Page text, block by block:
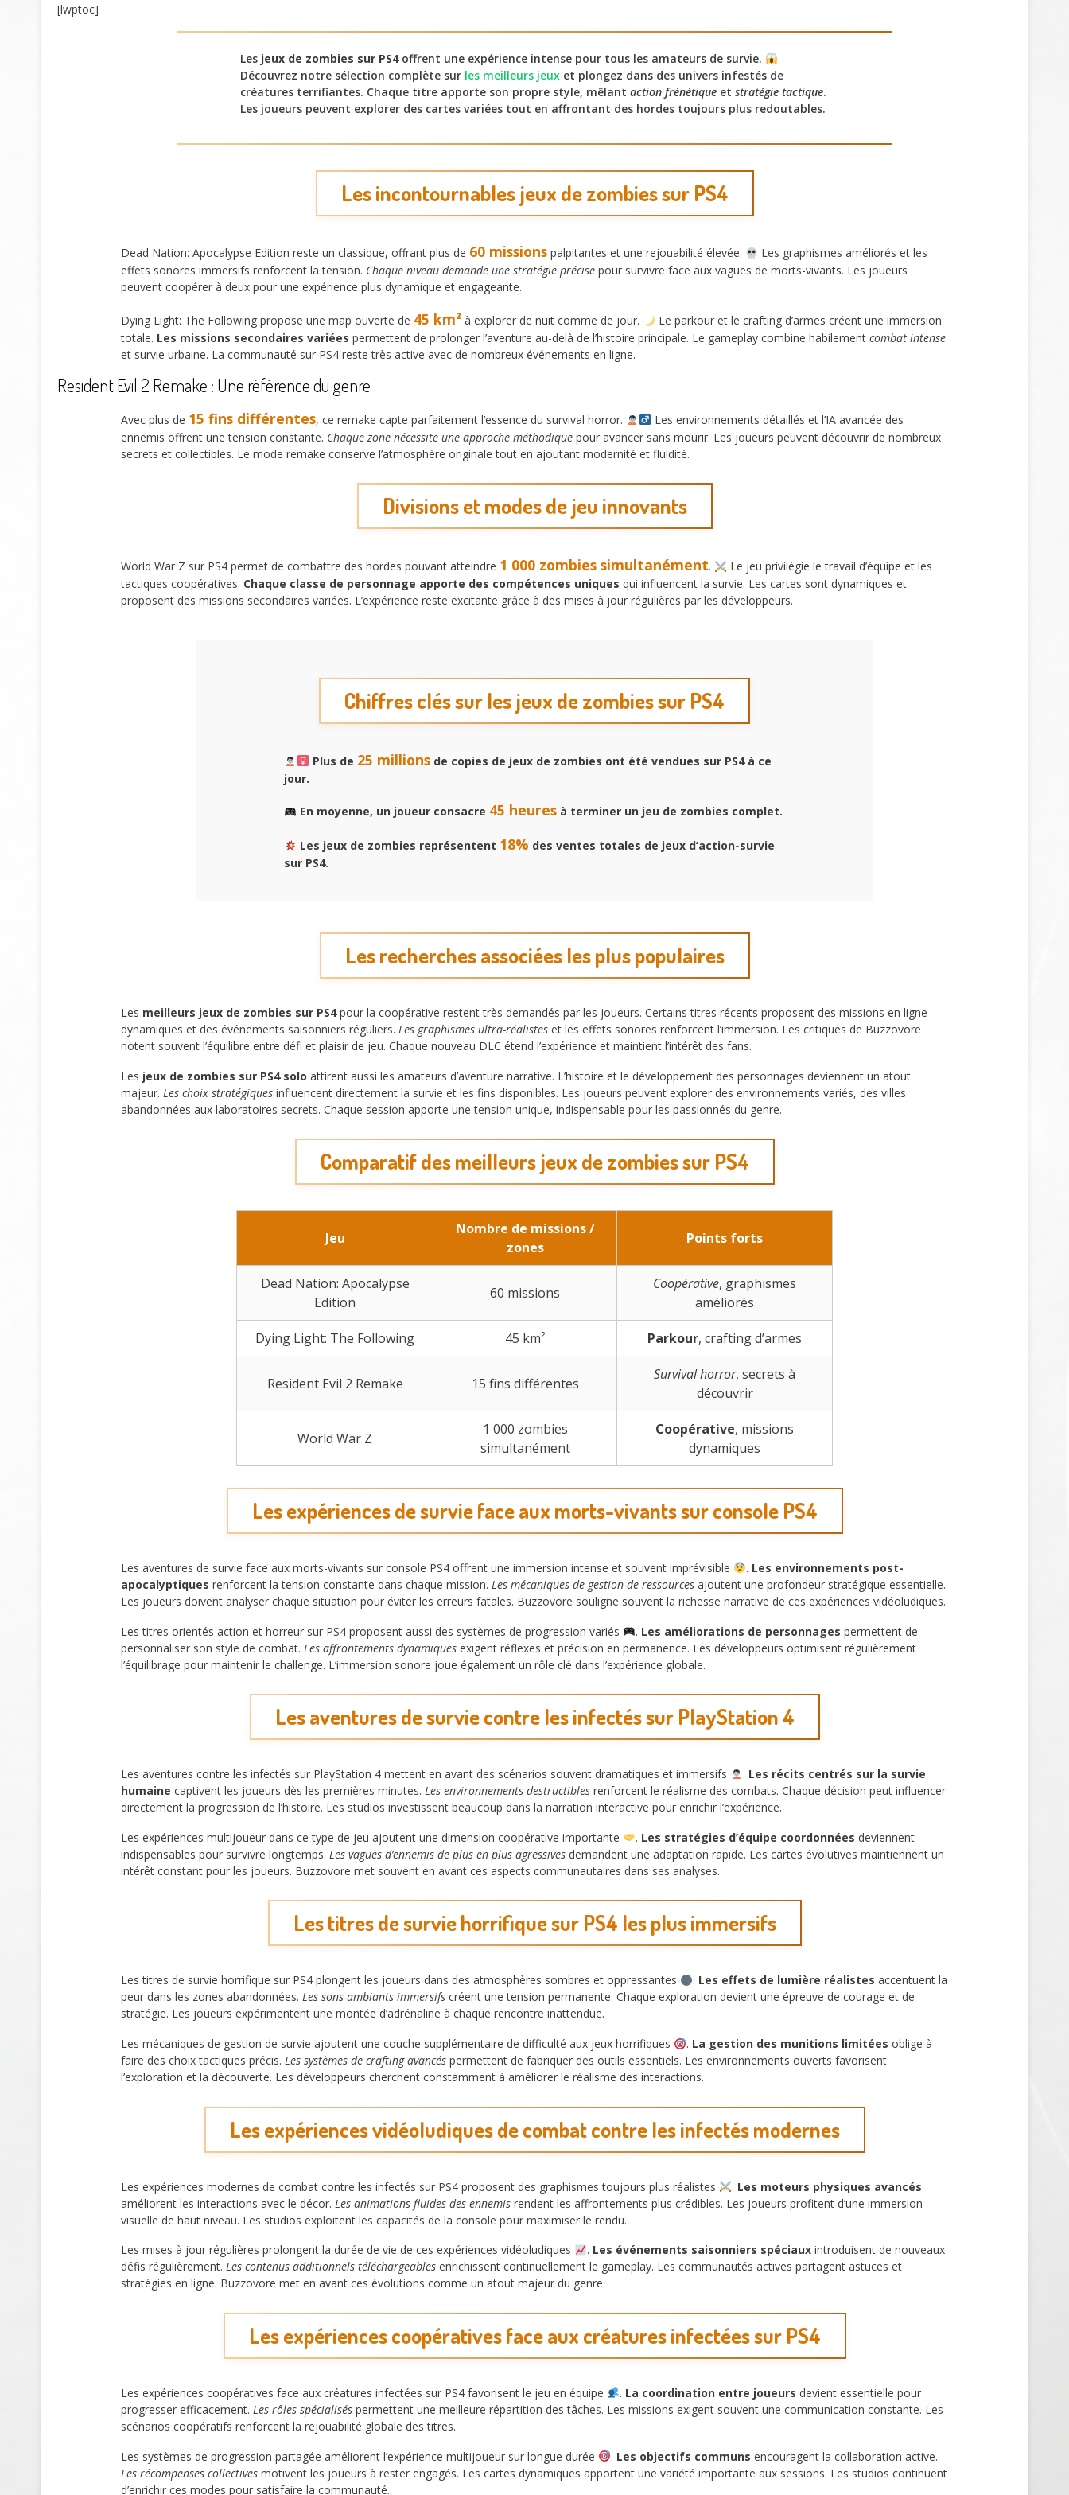
[lwptoc]
Les jeux de zombies sur PS4offrent une expérience intense pour tous les amateurs de survie.
Découvrez notre sélection complète sur les meilleurs jeux et plongez dans des univers infestés de
créatures terrifiantes. Chaque titre apporte son propre style, mêlant action frénétique et stratégie tactique.
Les joueurs peuvent explorer des cartes variées tout en affrontant des hordes toujours plus redoutables.
Les incontournables jeux de zombies sur PS4
Dead Nation: Apocalypse Edition reste un classique, offrant plus de 60 missions palpitantes et une rejouabilité élevée.
Les graphismes améliorés et les
effets sonores immersifs renforcent la tension. Chaque niveau demande une stratégie précise pour survivre face aux vagues de morts-vivants. Les joueurs
peuvent coopérer à deux pour une expérience plus dynamique et engageante.
Dying Light: The Following propose une map ouverte de 45 km² à explorer de nuit comme de jour.
Le parkour et le crafting d’armes créent une immersion
totale. Les missions secondaires variées permettent de prolonger l’aventure au-delà de l’histoire principale. Le gameplay combine habilement combat intense
et survie urbaine. La communauté sur PS4 reste très active avec de nombreux événements en ligne.
Resident Evil 2 Remake : Une référence du genre
Avec plus de 15 fins différentes, ce remake capte parfaitement l’essence du survival horror.
Les environnements détaillés et l’IA avancée des
ennemis offrent une tension constante. Chaque zone nécessite une approche méthodique pour avancer sans mourir. Les joueurs peuvent découvrir de nombreux
secrets et collectibles. Le mode remake conserve l’atmosphère originale tout en ajoutant modernité et fluidité.
Divisions et modes de jeu innovants
World War Z sur PS4 permet de combattre des hordes pouvant atteindre 1 000 zombies simultanément.
Le jeu privilégie le travail d’équipe et les
tactiques coopératives. Chaque classe de personnage apporte des compétences uniques qui influencent la survie. Les cartes sont dynamiques et
proposent des missions secondaires variées. L’expérience reste excitante grâce à des mises à jour régulières par les développeurs.
Chiffres clés sur les jeux de zombies sur PS4
Plus de 25 millionsde copies de jeux de zombies ont été vendues sur PS4 à ce
jour.
En moyenne, un joueur consacre 45 heuresà terminer un jeu de zombies complet.
Les jeux de zombies représentent 18% des ventes totales de jeux d’action-survie
sur PS4.
Les recherches associées les plus populaires
Les meilleurs jeux de zombies sur PS4pour la coopérative restent très demandés par les joueurs. Certains titres récents proposent des missions en ligne
dynamiques et des événements saisonniers réguliers. Les graphismes ultra-réalistes et les effets sonores renforcent l’immersion. Les critiques de Buzzovore
notent souvent l’équilibre entre défi et plaisir de jeu. Chaque nouveau DLC étend l’expérience et maintient l’intérêt des fans.
Les jeux de zombies sur PS4 solo attirent aussi les amateurs d’aventure narrative. L’histoire et le développement des personnages deviennent un atout
majeur. Les choix stratégiques influencent directement la survie et les fins disponibles. Les joueurs peuvent explorer des environnements variés, des villes
abandonnées aux laboratoires secrets. Chaque session apporte une tension unique, indispensable pour les passionnés du genre.
Comparatif des meilleurs jeux de zombies sur PS4
Jeu
Nombre de missions /
zones
Points forts
Dead Nation: Apocalypse
Edition
60 missions
Coopérative, graphismes
améliorés
Dying Light: The Following 45 km² Parkour, crafting d’armes
Resident Evil 2 Remake 15 fins différentes
Survival horror, secrets à
découvrir
World War Z
1 000 zombies
simultanément
Coopérative, missions
dynamiques
Les expériences de survie face aux morts-vivants sur console PS4
Les aventures de survie face aux morts-vivants sur console PS4 offrent une immersion intense et souvent imprévisible . Les environnements post-
apocalyptiques renforcent la tension constante dans chaque mission. Les mécaniques de gestion de ressources ajoutent une profondeur stratégique essentielle.
Les joueurs doivent analyser chaque situation pour éviter les erreurs fatales. Buzzovore souligne souvent la richesse narrative de ces expériences vidéoludiques.
Les titres orientés action et horreur sur PS4 proposent aussi des systèmes de progression variés
. Les améliorations de personnages permettent de
personnaliser son style de combat. Les affrontements dynamiques exigent réflexes et précision en permanence. Les développeurs optimisent régulièrement
l’équilibrage pour maintenir le challenge. L’immersion sonore joue également un rôle clé dans l’expérience globale.
Les aventures de survie contre les infectés sur PlayStation 4
Les aventures contre les infectés sur PlayStation 4 mettent en avant des scénarios souvent dramatiques et immersifs . Les récits centrés sur la survie
humaine captivent les joueurs dès les premières minutes. Les environnements destructibles renforcent le réalisme des combats. Chaque décision peut influencer
directement la progression de l’histoire. Les studios investissent beaucoup dans la narration interactive pour enrichir l’expérience.
Les expériences multijoueur dans ce type de jeu ajoutent une dimension coopérative importante
. Les stratégies d’équipe coordonnées deviennent
indispensables pour survivre longtemps. Les vagues d’ennemis de plus en plus agressives demandent une adaptation rapide. Les cartes évolutives maintiennent un
intérêt constant pour les joueurs. Buzzovore met souvent en avant ces aspects communautaires dans ses analyses.
Les titres de survie horrifique sur PS4 les plus immersifs
Les titres de survie horrifique sur PS4 plongent les joueurs dans des atmosphères sombres et oppressantes . Les effets de lumière réalistes accentuent la
peur dans les zones abandonnées. Les sons ambiants immersifs créent une tension permanente. Chaque exploration devient une épreuve de courage et de
stratégie. Les joueurs expérimentent une montée d’adrénaline à chaque rencontre inattendue.
Les mécaniques de gestion de survie ajoutent une couche supplémentaire de difficulté aux jeux horrifiques
. La gestion des munitions limitées oblige à
faire des choix tactiques précis. Les systèmes de crafting avancés permettent de fabriquer des outils essentiels. Les environnements ouverts favorisent
l’exploration et la découverte. Les développeurs cherchent constamment à améliorer le réalisme des interactions.
Les expériences vidéoludiques de combat contre les infectés modernes
Les expériences modernes de combat contre les infectés sur PS4 proposent des graphismes toujours plus réalistes . Les moteurs physiques avancés
améliorent les interactions avec le décor. Les animations fluides des ennemis rendent les affrontements plus crédibles. Les joueurs profitent d’une immersion
visuelle de haut niveau. Les studios exploitent les capacités de la console pour maximiser le rendu.
Les mises à jour régulières prolongent la durée de vie de ces expériences vidéoludiques
. Les événements saisonniers spéciauxintroduisent de nouveaux
défis régulièrement. Les contenus additionnels téléchargeables enrichissent continuellement le gameplay. Les communautés actives partagent astuces et
stratégies en ligne. Buzzovore met en avant ces évolutions comme un atout majeur du genre.
Les expériences coopératives face aux créatures infectées sur PS4
Les expériences coopératives face aux créatures infectées sur PS4 favorisent le jeu en équipe . La coordination entre joueurs devient essentielle pour
progresser efficacement. Les rôles spécialisés permettent une meilleure répartition des tâches. Les missions exigent souvent une communication constante. Les
scénarios coopératifs renforcent la rejouabilité globale des titres.
Les systèmes de progression partagée améliorent l’expérience multijoueur sur longue durée
. Les objectifs communs encouragent la collaboration active.
Les récompenses collectives motivent les joueurs à rester engagés. Les cartes dynamiques apportent une variété importante aux sessions. Les studios continuent
d’enrichir ces modes pour satisfaire la communauté.